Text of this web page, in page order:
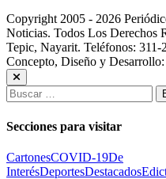
Copyright 2005 - 2026
Noticias. Todos Los Derechos
Tepic, Nayarit. Teléfonos:
Concepto, Diseño y Desarrollo:
Buscar:
Secciones para visitar
CartonesCOVID-19De
InterésDeportesDestacados